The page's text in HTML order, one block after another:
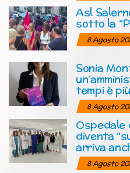
Asl
sotto la
8 Agosto
Sonia
tempi è
8 Agosto
Ospedale
diventa
arriva
8 Agosto